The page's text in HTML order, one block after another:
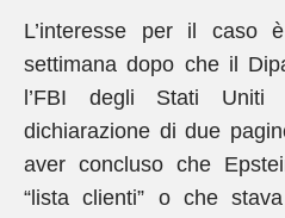
L’interesse per il caso
settimana dopo che il
l’FBI degli Stati Uniti
dichiarazione di due
aver concluso che
“lista clienti” o che